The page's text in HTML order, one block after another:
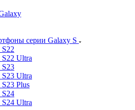
серии Galaxy S
Ultra
S23
Ultra
Plus
S24
Ultra